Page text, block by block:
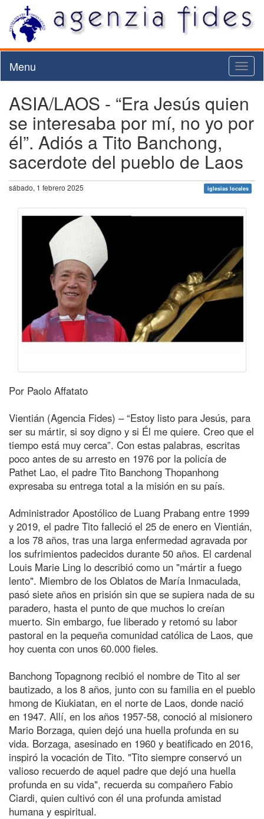
Menu
ASIA/LAOS - “Era Jesús quien
se interesaba por mí, no yo por
él”. Adiós a Tito Banchong,
sacerdote del pueblo de Laos
sábado, 1 febrero 2025 iglesias locales
Por Paolo Affatato
Vientián (Agencia Fides) – “Estoy listo para Jesús, para
ser su mártir, si soy digno y si Él me quiere. Creo que el
tiempo está muy cerca”. Con estas palabras, escritas
poco antes de su arresto en 1976 por la policía de
Pathet Lao, el padre Tito Banchong Thopanhong
expresaba su entrega total a la misión en su país.
Administrador Apostólico de Luang Prabang entre 1999
y 2019, el padre Tito falleció el 25 de enero en Vientián,
a los 78 años, tras una larga enfermedad agravada por
los sufrimientos padecidos durante 50 años. El cardenal
Louis Marie Ling lo describió como un "mártir a fuego
lento". Miembro de los Oblatos de María Inmaculada,
pasó siete años en prisión sin que se supiera nada de su
paradero, hasta el punto de que muchos lo creían
muerto. Sin embargo, fue liberado y retomó su labor
pastoral en la pequeña comunidad católica de Laos, que
hoy cuenta con unos 60.000 fieles.
Banchong Topagnong recibió el nombre de Tito al ser
bautizado, a los 8 años, junto con su familia en el pueblo
hmong de Kiukiatan, en el norte de Laos, donde nació
en 1947. Allí, en los años 1957-58, conoció al misionero
Mario Borzaga, quien dejó una huella profunda en su
vida. Borzaga, asesinado en 1960 y beatificado en 2016,
inspiró la vocación de Tito. "Tito siempre conservó un
valioso recuerdo de aquel padre que dejó una huella
profunda en su vida", recuerda su compañero Fabio
Ciardi, quien cultivó con él una profunda amistad
humana y espiritual.